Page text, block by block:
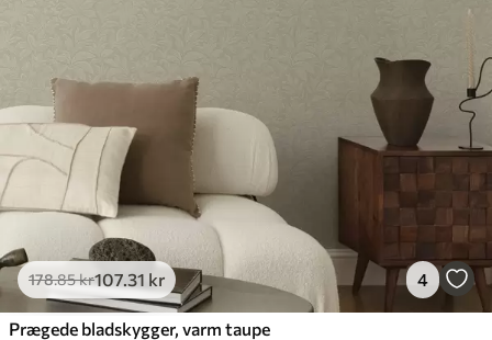
178.85kr107.31 kr 4
Prægede bladskygger, varm taupe